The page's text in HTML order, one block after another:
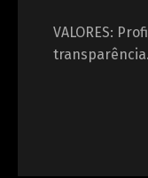
VALORES:
transparência.